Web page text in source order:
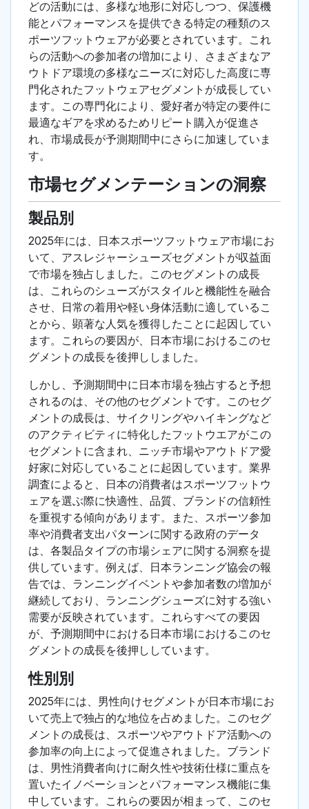
どの活動には、多様な地形に対応しつつ、保護機
能とパフォーマンスを提供できる特定の種類のス
ポーツフットウェアが必要とされています。これ
らの活動への参加者の増加により、さまざまなア
ウトドア環境の多様なニーズに対応した高度に専
門化されたフットウェアセグメントが成長してい
ます。この専門化により、愛好者が特定の要件に
最適なギアを求めるためリピート購入が促進さ
れ、市場成長が予測期間中にさらに加速していま
す。
市場セグメンテーションの洞察
製品別
2025年には、日本スポーツフットウェア市場にお
いて、アスレジャーシューズセグメントが収益面
で市場を独占しました。このセグメントの成長
は、これらのシューズがスタイルと機能性を融合
させ、日常の着用や軽い身体活動に適しているこ
とから、顕著な人気を獲得したことに起因してい
ます。これらの要因が、日本市場におけるこのセ
グメントの成長を後押ししました。
しかし、予測期間中に日本市場を独占すると予想
されるのは、その他のセグメントです。このセグ
メントの成長は、サイクリングやハイキングなど
のアクティビティに特化したフットウエアがこの
セグメントに含まれ、ニッチ市場やアウトドア愛
好家に対応していることに起因しています。業界
調査によると、日本の消費者はスポーツフットウ
ェアを選ぶ際に快適性、品質、ブランドの信頼性
を重視する傾向があります。また、スポーツ参加
率や消費者支出パターンに関する政府のデータ
は、各製品タイプの市場シェアに関する洞察を提
供しています。例えば、日本ランニング協会の報
告では、ランニングイベントや参加者数の増加が
継続しており、ランニングシューズに対する強い
需要が反映されています。これらすべての要因
が、予測期間中における日本市場におけるこのセ
グメントの成長を後押ししています。
性別別
2025年には、男性向けセグメントが日本市場にお
いて売上で独占的な地位を占めました。このセグ
メントの成長は、スポーツやアウトドア活動への
参加率の向上によって促進されました。ブランド
は、男性消費者向けに耐久性や技術仕様に重点を
置いたイノベーションとパフォーマンス機能に集
中しています。これらの要因が相まって、このセ